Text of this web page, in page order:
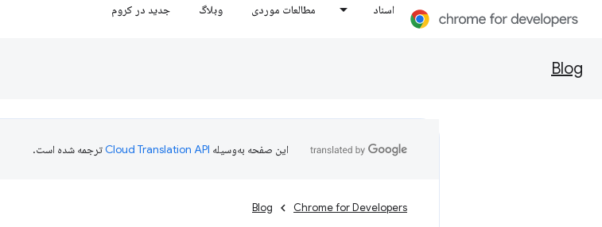
اسناد مطالعات موردی وبلاگ جدید در کروم
Blog
این صفحه به‌وسیله ترجمه شده است.
Chrome for Developers
Blog